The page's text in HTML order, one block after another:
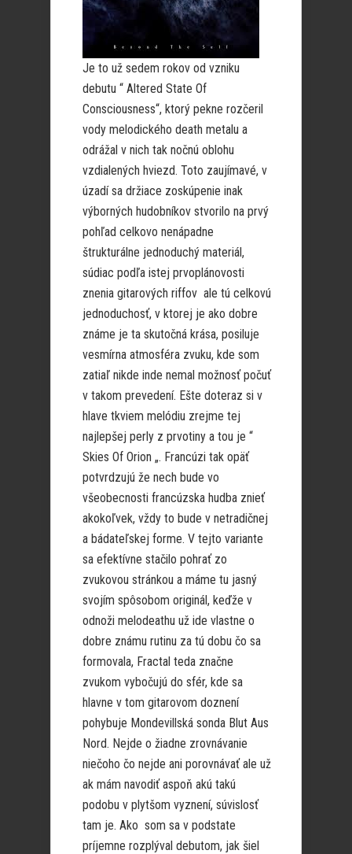
Je to už sedem rokov od vzniku
debutu “ Altered State Of
Consciousness“, ktorý pekne rozčeril
vody melodického death metalu a
odrážal v nich tak nočnú oblohu
vzdialených hviezd. Toto zaujímavé, v
úzadí sa držiace zoskúpenie inak
výborných hudobníkov stvorilo na prvý
pohľad celkovo nenápadne
štrukturálne jednoduchý materiál,
súdiac podľa istej prvoplánovosti
znenia gitarových riffov ale tú celkovú
jednoduchosť, v ktorej je ako dobre
známe je ta skutočná krása, posiluje
vesmírna atmosféra zvuku, kde som
zatiaľ nikde inde nemal možnosť počuť
v takom prevedení. Ešte doteraz si v
hlave tkviem melódiu zrejme tej
najlepšej perly z prvotiny a tou je “
Skies Of Orion „. Francúzi tak opäť
potvrdzujú že nech bude vo
všeobecnosti francúzska hudba znieť
akokoľvek, vždy to bude v netradičnej
a bádateľskej forme. V tejto variante
sa efektívne stačilo pohrať zo
zvukovou stránkou a máme tu jasný
svojím spôsobom originál, keďže v
odnoži melodeathu už ide vlastne o
dobre známu rutinu za tú dobu čo sa
formovala, Fractal teda značne
zvukom vybočujú do sfér, kde sa
hlavne v tom gitarovom doznení
pohybuje Mondevillská sonda Blut Aus
Nord. Nejde o žiadne zrovnávanie
niečoho čo nejde ani porovnávať ale už
ak mám navodiť aspoň akú takú
podobu v plytšom vyznení, súvislosť
tam je. Ako som sa v podstate
príjemne rozplýval debutom, jak šiel